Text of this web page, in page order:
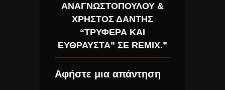
ΑΝΑΓΝΩΣΤΟΠΟΎΛΟΥ &
ΧΡΉΣΤΟΣ ΔΆΝΤΗΣ
“ΤΡΥΦΕΡΆ ΚΑΙ
ΕΎΘΡΑΥΣΤΑ” ΣΕ REMIX.”
Αφήστε μια απάντηση